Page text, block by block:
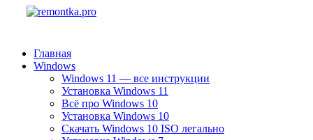
Главная
Windows
Windows 11 — все инструкции
Установка Windows 11
Всё про Windows 10
Установка Windows 10
Скачать Windows 10 ISO легально